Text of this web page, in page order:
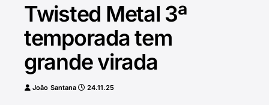
Twisted Metal 3ª
temporada tem
grande virada
João Santana 24.11.25